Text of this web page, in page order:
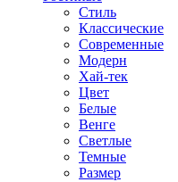
Стиль
Классические
Современные
Модерн
Хай-тек
Цвет
Белые
Венге
Светлые
Темные
Размер